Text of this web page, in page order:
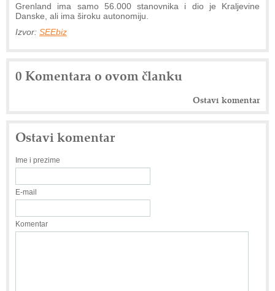
Grenland ima samo 56.000 stanovnika i dio je Kraljevine
Danske, ali ima široku autonomiju.
Izvor: SEEbiz
0 Komentara o ovom članku
Ostavi komentar
Ostavi komentar
Ime i prezime
E-mail
Komentar